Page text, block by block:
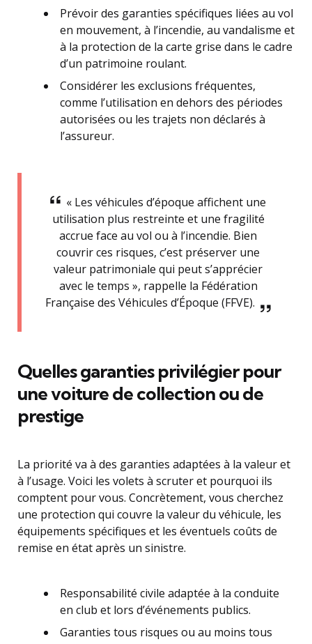
Prévoir des garanties spécifiques liées au vol
en mouvement, à l’incendie, au vandalisme et
à la protection de la carte grise dans le cadre
d’un patrimoine roulant.
Considérer les exclusions fréquentes,
comme l’utilisation en dehors des périodes
autorisées ou les trajets non déclarés à
l’assureur.
« Les véhicules d’époque affichent une
utilisation plus restreinte et une fragilité
accrue face au vol ou à l’incendie. Bien
couvrir ces risques, c’est préserver une
valeur patrimoniale qui peut s’apprécier
avec le temps », rappelle la Fédération
Française des Véhicules d’Époque (FFVE).
Quelles garanties privilégier pour
une voiture de collection ou de
prestige
La priorité va à des garanties adaptées à la valeur et
à l’usage. Voici les volets à scruter et pourquoi ils
comptent pour vous. Concrètement, vous cherchez
une protection qui couvre la valeur du véhicule, les
équipements spécifiques et les éventuels coûts de
remise en état après un sinistre.
Responsabilité civile adaptée à la conduite
en club et lors d’événements publics.
Garanties tous risques ou au moins tous